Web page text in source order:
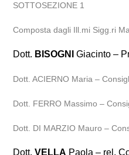
SOTTOSEZIONE 1
Composta dagli Ill.mi Sigg.ri
Dott. BISOGNI Giacinto –
Dott. ACIERNO Maria –
Dott. FERRO Massimo –
Dott. DI MARZIO Mauro –
Dott.VELLA Paola – rel.